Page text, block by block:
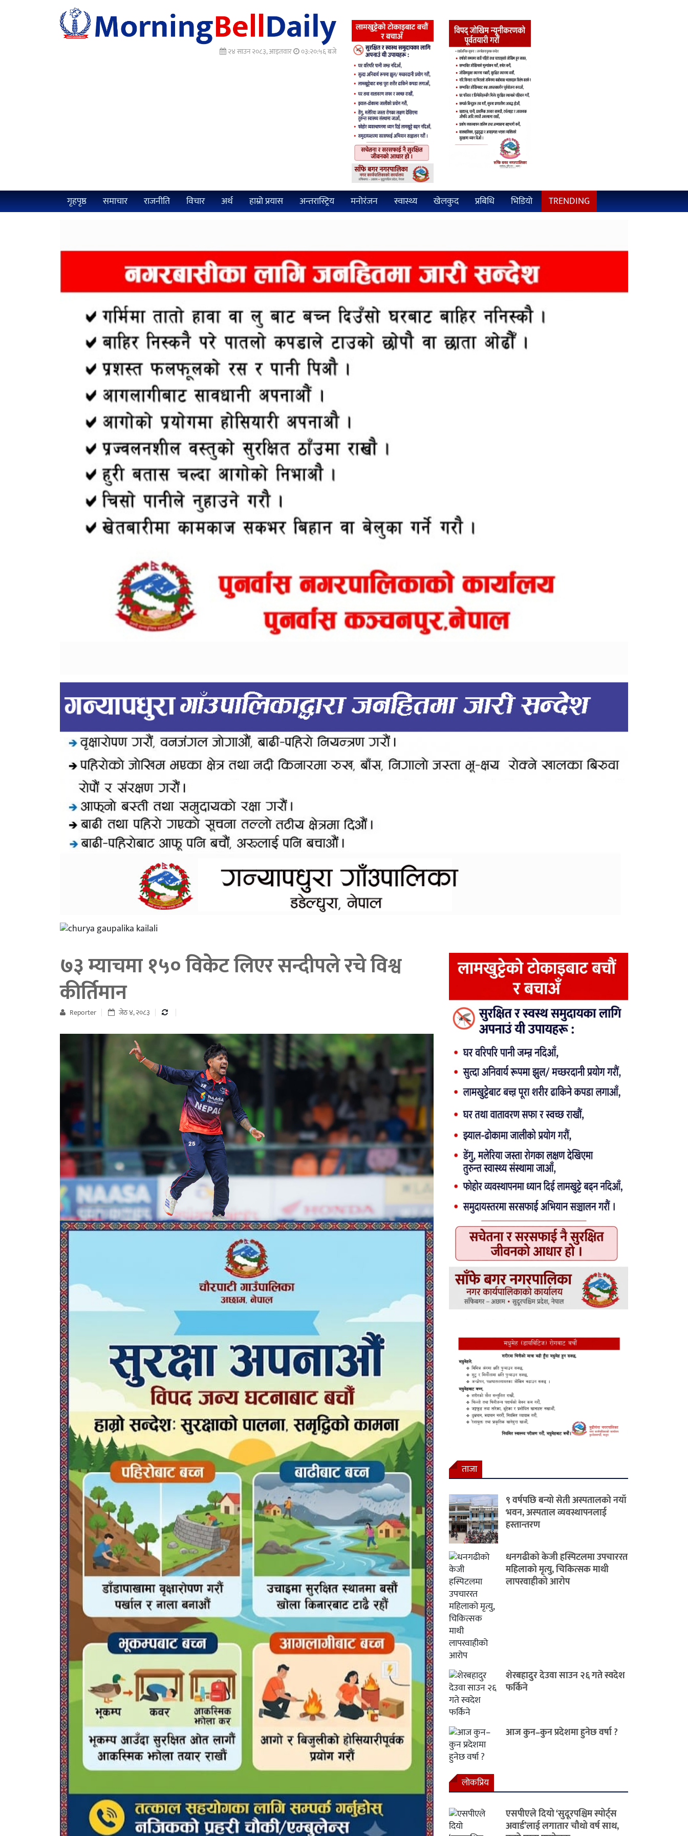
२४ साउन २०८३, आइतवार ०३:२०:५८ बजे
गृहपृष्ठ समाचार राजनीति विचार अर्थ हाम्रो प्रयास अन्तरास्ट्रिय मनोरंजन स्वास्थ्य खेलकुद प्रबिधि भिडियो TRENDING
७३ म्याचमा १५० विकेट लिएर सन्दीपले रचे विश्व
कीर्तिमान
Reporter जेठ ४, २०८३
ताजा
९ वर्षपछि बन्यो सेती अस्पतालको नयाँ
भवन, अस्पताल व्यवस्थापनलाई
हस्तान्तरण
धनगढीको केजी हस्पिटलमा उपचाररत
महिलाको मृत्यु, चिकित्सक माथी
लापरवाहीको आरोप
शेरबहादुर देउवा साउन २६ गते स्वदेश
फर्किने
आज कुन–कुन प्रदेशमा हुनेछ वर्षा ?
लाेकप्रिय
एसपीएले दियो ‘सुदूरपश्चिम स्पोर्ट्स
अवार्ड’लाई लगातार चौथो वर्ष साथ,